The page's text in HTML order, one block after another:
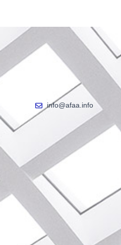
info@afaa.info